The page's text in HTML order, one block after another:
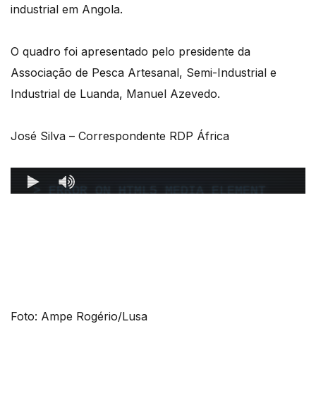
industrial em Angola.
O quadro foi apresentado pelo presidente da
Associação de Pesca Artesanal, Semi-Industrial e
Industrial de Luanda, Manuel Azevedo.
José Silva – Correspondente RDP África
Foto: Ampe Rogério/Lusa